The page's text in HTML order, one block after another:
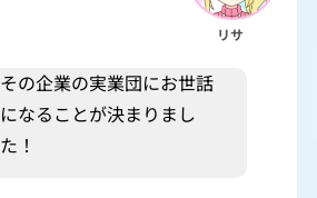
リサ
その企業の実業団にお世話
になることが決まりまし
た！